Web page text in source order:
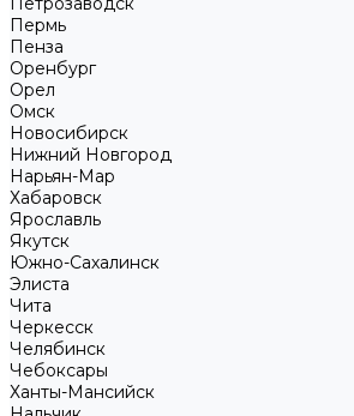
Пермь
Пенза
Оренбург
Орел
Омск
Новосибирск
Нижний Новгород
Нарьян-Мар
Хабаровск
Ярославль
Якутск
Южно-Сахалинск
Элиста
Чита
Черкесск
Челябинск
Чебоксары
Ханты-Мансийск